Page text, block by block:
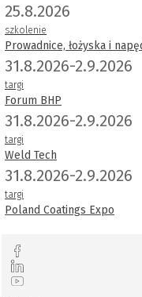
25.8.2026
szkolenie
Prowadnice, łożyska i
31.8.2026-2.9.2026
targi
Forum BHP
31.8.2026-2.9.2026
targi
Weld Tech
31.8.2026-2.9.2026
targi
Poland Coatings Expo